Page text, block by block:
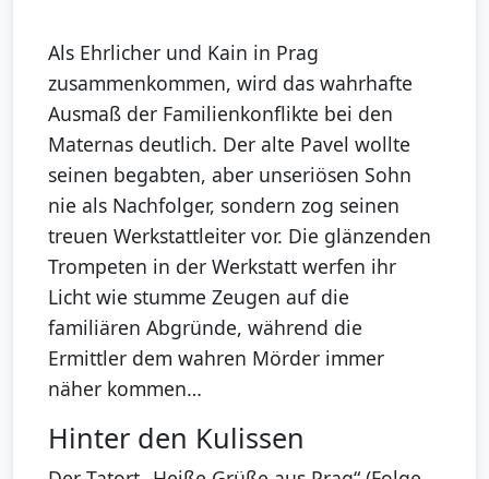
Als Ehrlicher und Kain in Prag
zusammenkommen, wird das wahrhafte
Ausmaß der Familienkonflikte bei den
Maternas deutlich. Der alte Pavel wollte
seinen begabten, aber unseriösen Sohn
nie als Nachfolger, sondern zog seinen
treuen Werkstattleiter vor. Die glänzenden
Trompeten in der Werkstatt werfen ihr
Licht wie stumme Zeugen auf die
familiären Abgründe, während die
Ermittler dem wahren Mörder immer
näher kommen…
Hinter den Kulissen